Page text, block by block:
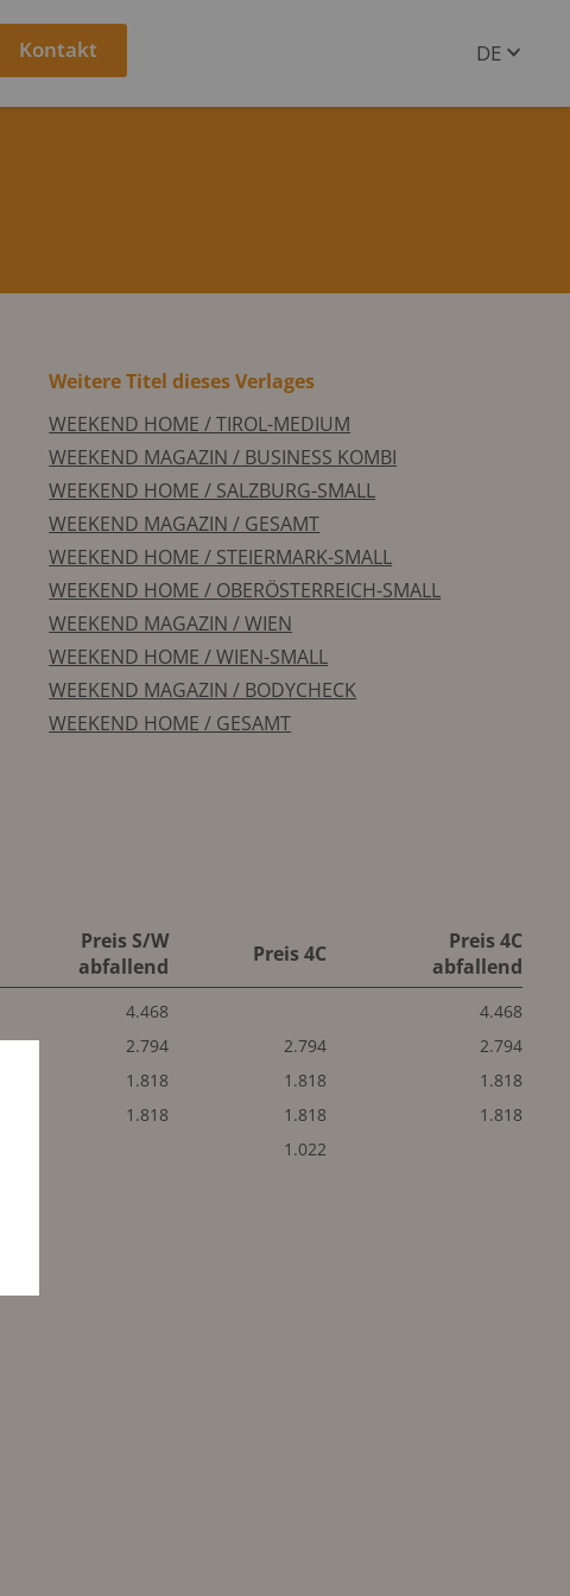
Kontakt
DE
Weitere Titel dieses Verlages
WEEKEND HOME / TIROL-MEDIUM
WEEKEND MAGAZIN / BUSINESS KOMBI
WEEKEND HOME / SALZBURG-SMALL
WEEKEND MAGAZIN / GESAMT
WEEKEND HOME / STEIERMARK-SMALL
WEEKEND HOME / OBERÖSTERREICH-SMALL
WEEKEND MAGAZIN / WIEN
WEEKEND HOME / WIEN-SMALL
WEEKEND MAGAZIN / BODYCHECK
WEEKEND HOME / GESAMT
Preis S/W
abfallend
Preis 4C
Preis 4C
abfallend
4.468
4.468
2.794 2.794
2.794
1.818 1.818
1.818
1.818 1.818
1.818
1.022